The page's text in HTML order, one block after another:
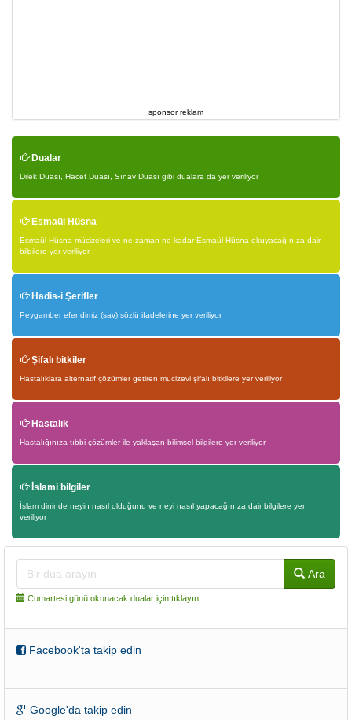
sponsor reklam
Dualar
Dilek Duası, Hacet Duası, Sınav Duası gibi dualara da yer veriliyor
Esmaül Hüsna
Esmaül Hüsna mücizeleri ve ne zaman ne kadar Esmaül Hüsna okuyacağınıza dair
bilgilere yer veriliyor
Hadis-i Şerifler
Peygamber efendimiz (sav) sözlü ifadelerine yer veriliyor
Şifalı bitkiler
Hastalıklara alternatif çözümler getiren mucizevi şifalı bitkilere yer veriliyor
Hastalık
Hastalığınıza tıbbi çözümler ile yaklaşan bilimsel bilgilere yer veriliyor
İslami bilgiler
İslam dininde neyin nasıl olduğunu ve neyi nasıl yapacağınıza dair bilgilere yer
veriliyor
Ara
Cumartesi günü okunacak dualar için tıklayın
Facebook'ta takip edin
Google'da takip edin